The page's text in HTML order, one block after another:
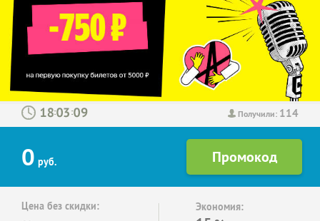
Получили: 114
: :
0 руб.
Цена без скидки: Экономия: